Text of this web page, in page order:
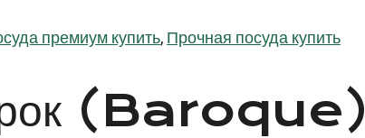
премиум купить,Прочная посуда купить
(Baroque)